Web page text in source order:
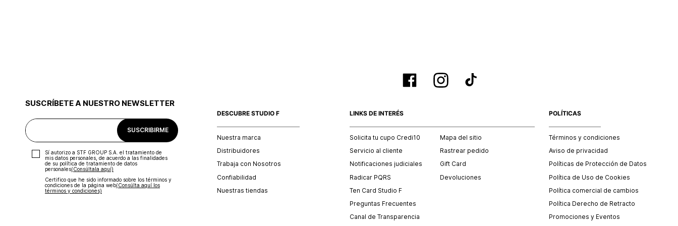
SUSCRÍBETE A NUESTRO NEWSLETTER
SUSCRIBIRME
Sí autorizo a STF GROUP S.A. el tratamiento de
mis datos personales, de acuerdo a las finalidades
de su política de tratamiento de datos
personales‎(Consúltala aquí)
Certifico que he sido informado sobre los términos y
condiciones de la página web‎(Consúlta aquí los
términos y condiciones)
DESCUBRE STUDIO F
Nuestra marca
Distribuidores
Trabaja con Nosotros
Confiabilidad
Nuestras tiendas
LINKS DE INTERÉS
Solicita tu cupo Credi10
Servicio al cliente
Notificaciones judiciales
Radicar PQRS
Ten Card Studio F
Preguntas Frecuentes
Canal de Transparencia
Mapa del sitio
Rastrear pedido
Gift Card
Devoluciones
POLÍTICAS
Términos y condiciones
Aviso de privacidad
Políticas de Protección de Datos
Política de Uso de Cookies
Política comercial de cambios
Política Derecho de Retracto
Promociones y Eventos